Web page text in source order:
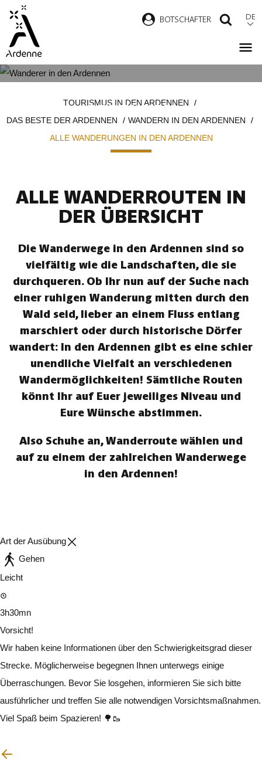
Direkt
zum
Inhalt
BOTSCHAFTER DE
ARDENNEN
TOURISMUS IN DEN ARDENNEN
DAS BESTE DER ARDENNEN
WANDERN IN DEN ARDENNEN
ALLE WANDERUNGEN IN DEN ARDENNEN
ALLE WANDERROUTEN IN
DER ÜBERSICHT
Die Wanderwege in den Ardennen sind so
vielfältig wie die Landschaften, die sie
durchqueren. Ob Ihr nun auf der Suche nach
einer ruhigen Wanderung mitten durch den
Wald seid, lieber an einem Fluss entlang
marschiert oder durch historische Dörfer
wandert: In den Ardennen gibt es eine schier
unendliche Vielfalt an verschiedenen
Wandermöglichkeiten! Sämtliche Routen
könnt Ihr auf Euer jeweiliges Niveau und
Eure Wünsche abstimmen.
Also Schuhe an, Wanderroute wählen und
auf zu einem der zahlreichen Wanderwege
in den Ardennen!
Art der Ausübung
Gehen
Leicht
3h30mn
Vorsicht!
Wir haben keine Informationen über den Schwierigkeitsgrad dieser
Strecke. Möglicherweise begegnen Ihnen unterwegs einige
Überraschungen. Bevor Sie losgehen, informieren Sie sich bitte
ausführlicher und treffen Sie alle notwendigen Vorsichtsmaßnahmen.
Viel Spaß beim Spazieren! 🌳🥾